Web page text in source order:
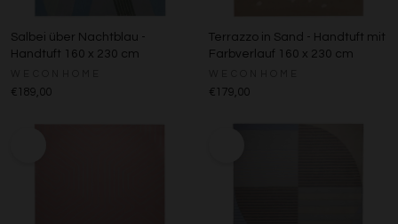
Salbei über Nachtblau -
Handtuft 160 x 230 cm
€189,00
Terrazzo in Sand - Handtuft mit
Farbverlauf 160 x 230 cm
€179,00